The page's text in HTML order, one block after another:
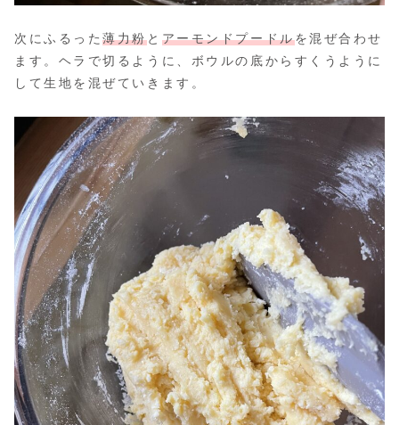
次にふるった薄力粉と アーモンドプードルを混ぜ合わせ
ます。ヘラで切るように、ボウルの底からすくうように
して生地を混ぜていきます。